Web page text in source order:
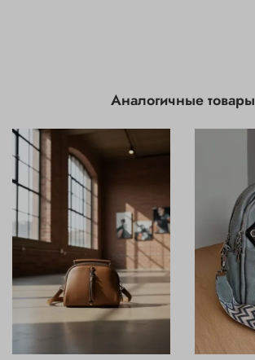
Аналогичные товары